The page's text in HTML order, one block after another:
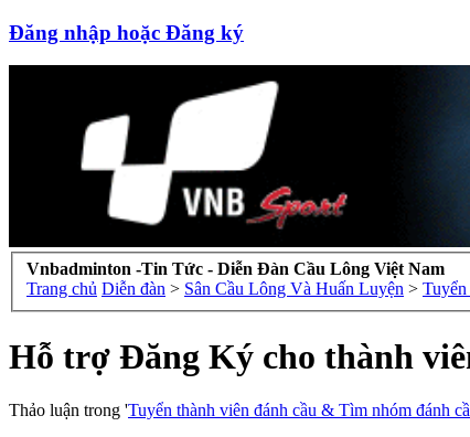
Đăng nhập hoặc Đăng ký
Vnbadminton -Tin Tức - Diễn Đàn Cầu Lông Việt Nam
Trang chủ Diễn đàn > Sân Cầu Lông Và Huấn Luyện >
Hỗ trợ Đăng Ký cho thành
Thảo luận trong 'Tuyển thành viên đánh cầu & Tìm nhóm đánh